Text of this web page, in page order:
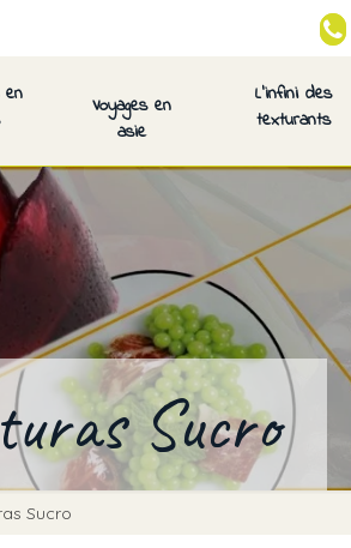
en
Voyages en
asie
L’infini des
texturants
Sucro
Sucro